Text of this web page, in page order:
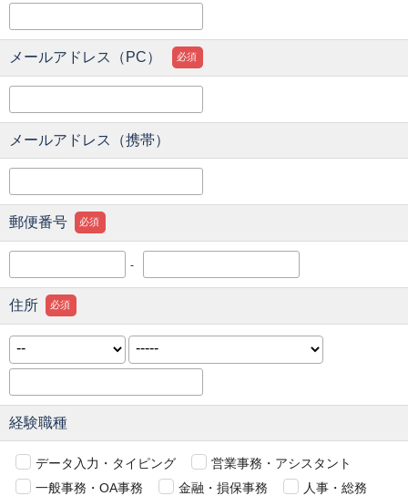
メールアドレス（PC） 必須
メールアドレス（携帯）
郵便番号 必須
-
住所 必須
経験職種
データ入力・タイピング
営業事務・アシスタント
一般事務・OA事務
金融・損保事務
人事・総務